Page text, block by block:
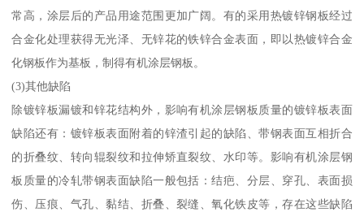
常高，涂层后的产品用途范围更加广阔。有的采用热镀锌钢板经过
合金化处理获得无光泽、无锌花的铁锌合金表面，即以热镀锌合金
化钢板作为基板，制得有机涂层钢板。
(3)其他缺陷
除镀锌板漏镀和锌花结构外，影响有机涂层钢板质量的镀锌板表面
缺陷还有：镀锌板表面附着的锌渣引起的缺陷、带钢表面互相折合
的折叠纹、转向辊裂纹和拉伸矫直裂纹、水印等。影响有机涂层钢
板质量的冷轧带钢表面缺陷一般包括：结疤、分层、穿孔、表面损
伤、压痕、气孔、黏结、折叠、裂缝、氧化铁皮等，存在这些缺陷